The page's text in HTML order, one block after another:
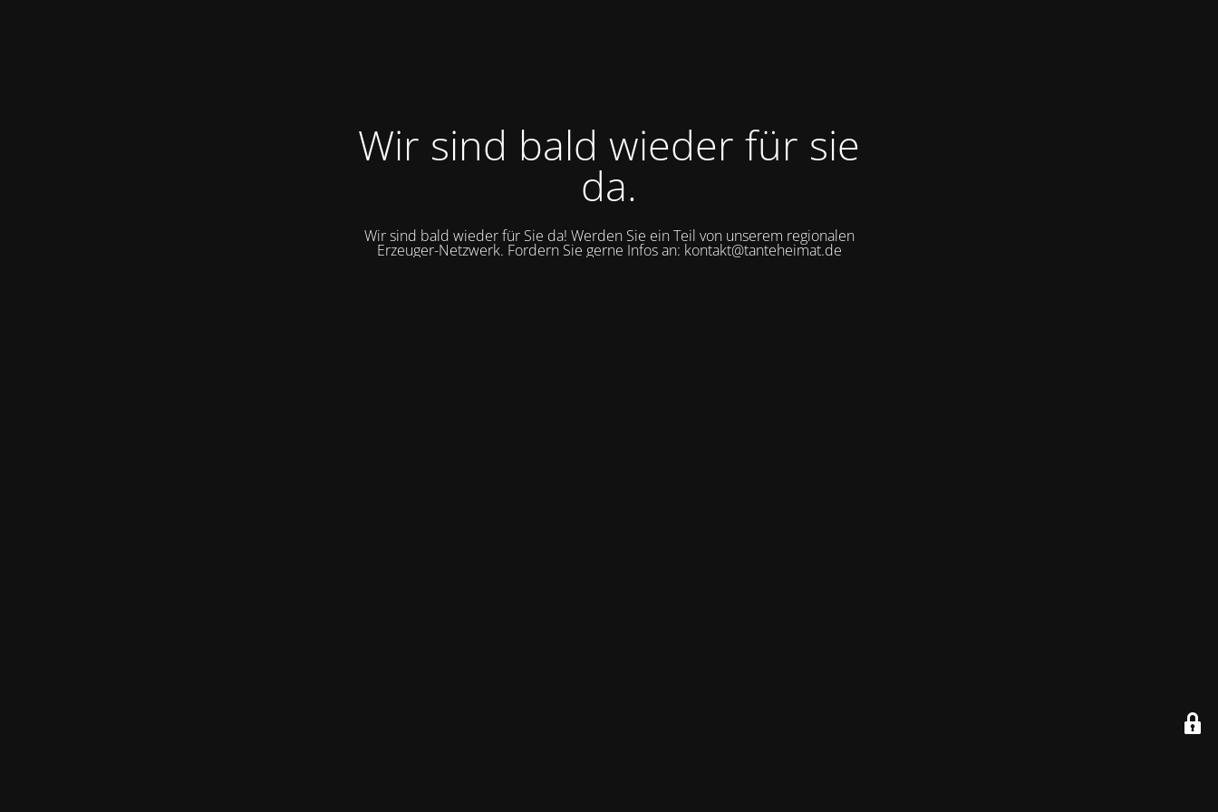
Wir sind bald wieder für sie
da.
Wir sind bald wieder für Sie da! Werden Sie ein Teil von unserem regionalen
Erzeuger-Netzwerk. Fordern Sie gerne Infos an: kontakt@tanteheimat.de